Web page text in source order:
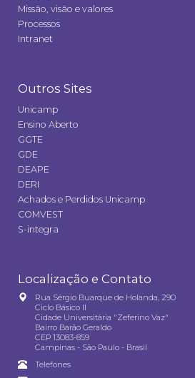
Missão, visão e valores
Processos
Intranet
Outros Sites
Unicamp
Ensino Aberto
GGTE
GDE
DEAPE
DERI
Achados e Perdidos Unicamp
COMVEST
S-integra
Localização e Contato
Rua Sérgio Buarque de Holanda, 290
Ciclo Básico II
Cidade Universitária "Zeferino Vaz"
Bairro Barão Geraldo
CEP 13083-859
Campinas - São Paulo - Brasil
Telefones